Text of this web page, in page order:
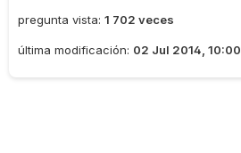
pregunta vista: 1 702 veces
última modificación: 02 Jul 2014, 10:00